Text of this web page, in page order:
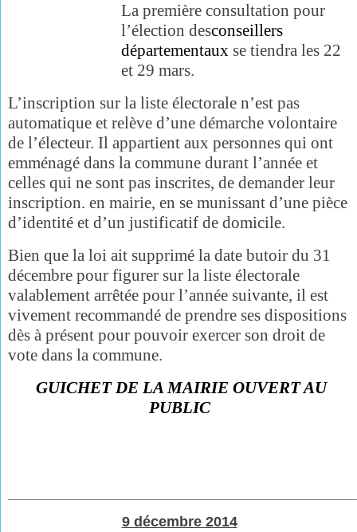
La première consultation pour
l’élection desconseillers
départementauxse tiendra les 22
et 29 mars.
L’inscription sur la liste électorale n’est pas
automatique et relève d’une démarche volontaire
de l’électeur. Il appartient aux personnes qui ont
emménagé dans la commune durant l’année et
celles qui ne sont pas inscrites, de demander leur
inscription. en mairie, en se munissant d’une pièce
d’identité et d’un justificatif de domicile.
Bien que la loi ait supprimé la date butoir du 31
décembre pour figurer sur la liste électorale
valablement arrêtée pour l’année suivante, il est
vivement recommandé de prendre ses dispositions
dès à présent pour pouvoir exercer son droit de
vote dans la commune.
GUICHET DE LA MAIRIE OUVERT AU
PUBLIC
9 décembre 2014